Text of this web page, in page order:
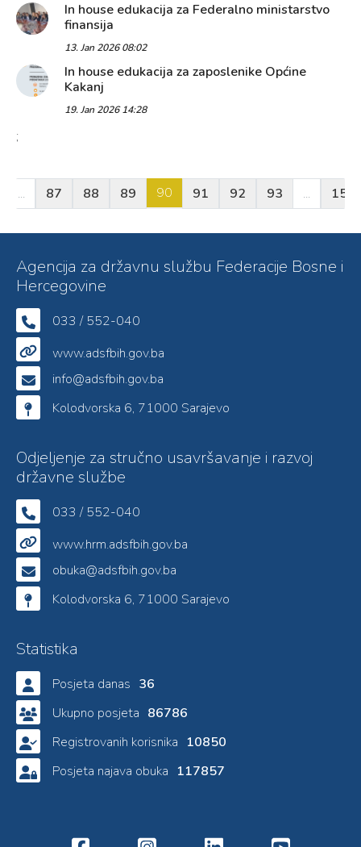
In house edukacija za Federalno ministarstvo
finansija
13. Jan 2026 08:02
In house edukacija za zaposlenike Općine
Kakanj
19. Jan 2026 14:28
;
... 87 88 89 90 91 92 93 ... 157
Agencija za državnu službu Federacije Bosne i
Hercegovine
033 / 552-040
www.adsfbih.gov.ba
info@adsfbih.gov.ba
Kolodvorska 6, 71000 Sarajevo
Odjeljenje za stručno usavršavanje i razvoj
državne službe
033 / 552-040
www.hrm.adsfbih.gov.ba
obuka@adsfbih.gov.ba
Kolodvorska 6, 71000 Sarajevo
Statistika
Posjeta danas 36
Ukupno posjeta 86786
Registrovanih korisnika 10850
Posjeta najava obuka 117857